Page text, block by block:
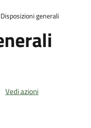
Disposizioni generali
Vedi azioni